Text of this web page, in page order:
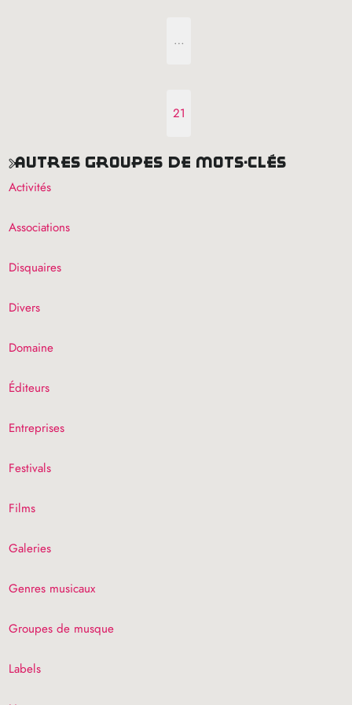
…
21
autres groupes de mots-clés
Activités
Associations
Disquaires
Divers
Domaine
Éditeurs
Entreprises
Festivals
Films
Galeries
Genres musicaux
Groupes de musque
Labels